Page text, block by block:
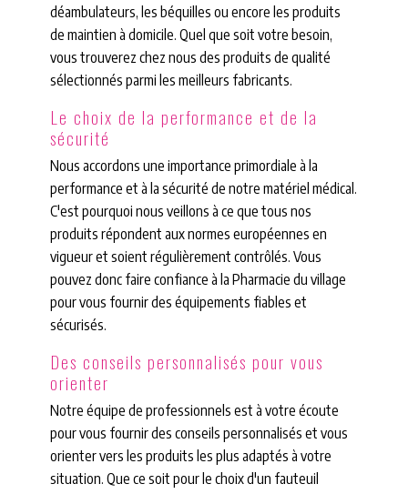
déambulateurs, les béquilles ou encore les produits
de maintien à domicile. Quel que soit votre besoin,
vous trouverez chez nous des produits de qualité
sélectionnés parmi les meilleurs fabricants.
Le choix de la performance et de la
sécurité
Nous accordons une importance primordiale à la
performance et à la sécurité de notre matériel médical.
C'est pourquoi nous veillons à ce que tous nos
produits répondent aux normes européennes en
vigueur et soient régulièrement contrôlés. Vous
pouvez donc faire confiance à la Pharmacie du village
pour vous fournir des équipements fiables et
sécurisés.
Des conseils personnalisés pour vous
orienter
Notre équipe de professionnels est à votre écoute
pour vous fournir des conseils personnalisés et vous
orienter vers les produits les plus adaptés à votre
situation. Que ce soit pour le choix d'un fauteuil